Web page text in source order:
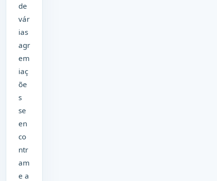
de
vár
ias
agr
em
iaç
õe
s
se
en
co
ntr
am
e a